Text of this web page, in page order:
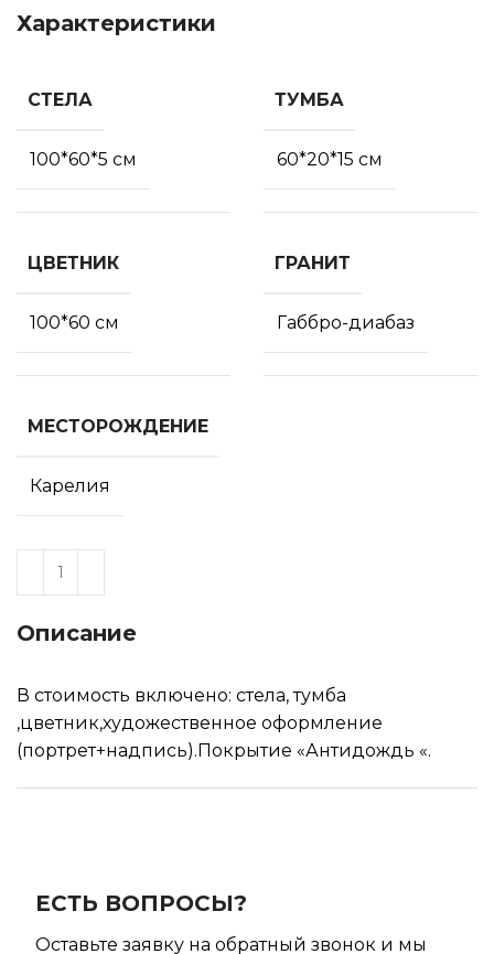
Характеристики
СТЕЛА
100*60*5 см
ТУМБА
60*20*15 см
ЦВЕТНИК
100*60 см
ГРАНИТ
Габбро-диабаз
МЕСТОРОЖДЕНИЕ
Карелия
Описание
В стоимость включено: стела, тумба
,цветник,художественное оформление
(портрет+надпись).Покрытие «Антидождь «.
ЕСТЬ ВОПРОСЫ?
Оставьте заявку на обратный звонок и мы